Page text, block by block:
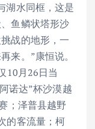
湖水同框，这是
鱼鳞状塔形沙
战的地形，一
来。”康恒说。
10月26日当
诺达”杯沙漠越
；泽普县越野
的客流量；柯